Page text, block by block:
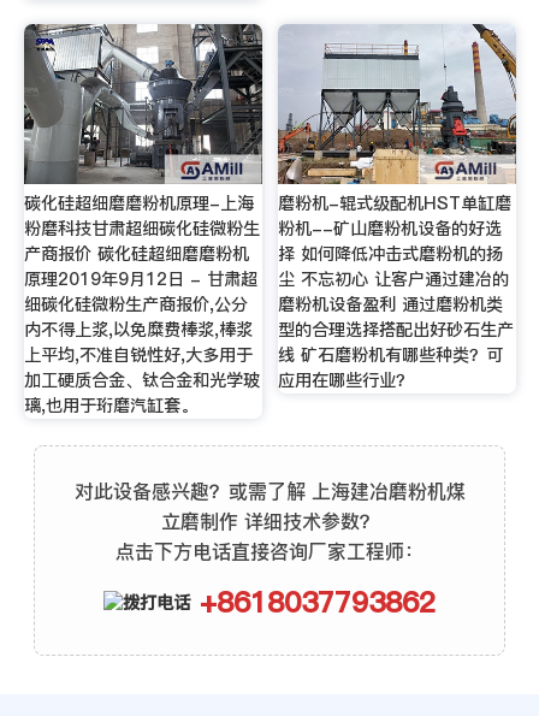
碳化硅超细磨磨粉机原理-上海
粉磨科技甘肃超细碳化硅微粉生
产商报价 碳化硅超细磨磨粉机
原理2019年9月12日 - 甘肃超
细碳化硅微粉生产商报价,公分
内不得上浆,以免糜费棒浆,棒浆
上平均,不准自锐性好,大多用于
加工硬质合金、钛合金和光学玻
璃,也用于珩磨汽缸套。
磨粉机-辊式级配机HST单缸磨
粉机--矿山磨粉机设备的好选
择 如何降低冲击式磨粉机的扬
尘 不忘初心 让客户通过建冶的
磨粉机设备盈利 通过磨粉机类
型的合理选择搭配出好砂石生产
线 矿石磨粉机有哪些种类？可
应用在哪些行业？
对此设备感兴趣？或需了解 上海建冶磨粉机煤
立磨制作 详细技术参数？
点击下方电话直接咨询厂家工程师：
+8618037793862